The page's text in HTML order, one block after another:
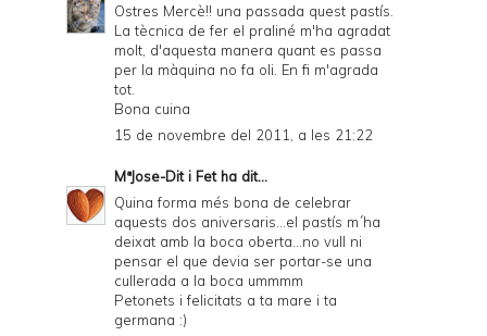
Ostres Mercè!! una passada quest pastís.
La tècnica de fer el praliné m'ha agradat
molt, d'aquesta manera quant es passa
per la màquina no fa oli. En fi m'agrada
tot.
Bona cuina
15 de novembre del 2011, a les 21:22
MªJose-Dit i Fetha dit...
Quina forma més bona de celebrar
aquests dos aniversaris...el pastís m´ha
deixat amb la boca oberta...no vull ni
pensar el que devia ser portar-se una
cullerada a la boca ummmm
Petonets i felicitats a ta mare i ta
germana :)